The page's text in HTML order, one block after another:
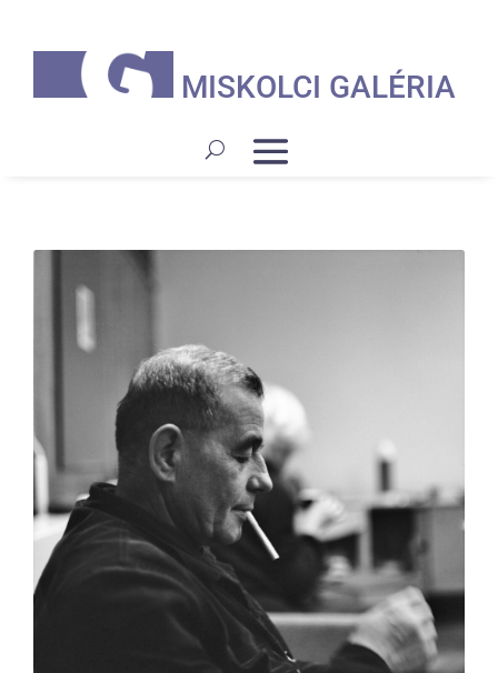
MISKOLCI GALÉRIA